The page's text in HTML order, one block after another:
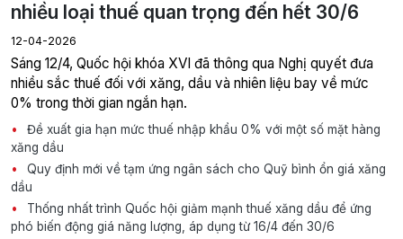
nhiều loại thuế quan trọng đến hết 30/6
12-04-2026
Sáng 12/4, Quốc hội khóa XVI đã thông qua Nghị quyết đưa
nhiều sắc thuế đối với xăng, dầu và nhiên liệu bay về mức
0% trong thời gian ngắn hạn.
Đề xuất gia hạn mức thuế nhập khẩu 0% với một số mặt hàng
xăng dầu
Quy định mới về tạm ứng ngân sách cho Quỹ bình ổn giá xăng
dầu
Thống nhất trình Quốc hội giảm mạnh thuế xăng dầu để ứng
phó biến động giá năng lượng, áp dụng từ 16/4 đến 30/6